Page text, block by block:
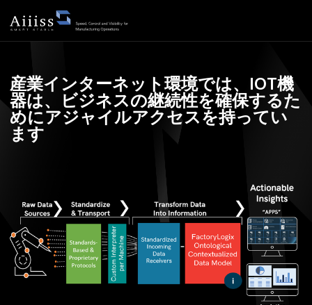
産業インターネット環境では、IOT機
器は、ビジネスの継続性を確保するた
めにアジャイルアクセスを持ってい
ます